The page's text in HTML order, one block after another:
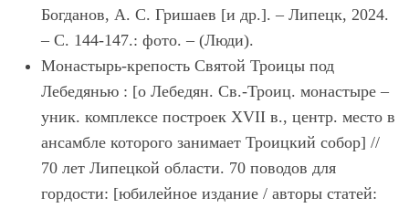
Богданов, А. С. Гришаев [и др.]. – Липецк, 2024.
– С. 144-147.: фото. – (Люди).
Монастырь-крепость Святой Троицы под
Лебедянью : [о Лебедян. Св.-Троиц. монастыре –
уник. комплексе построек XVII в., центр. место в
ансамбле которого занимает Троицкий собор] //
70 лет Липецкой области. 70 поводов для
гордости: [юбилейное издание / авторы статей: